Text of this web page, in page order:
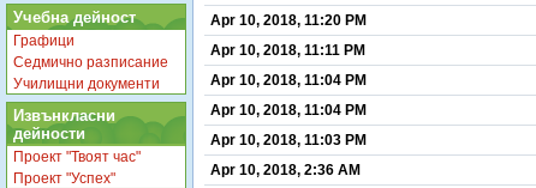
Учебна дейност
Графици
Седмично разписание
Училищни документи
Извънкласни
дейности
Проект "Твоят час"
Проект "Успех"
Apr 10, 2018, 11:20 PM
Apr 10, 2018, 11:11 PM
Apr 10, 2018, 11:04 PM
Apr 10, 2018, 11:04 PM
Apr 10, 2018, 11:03 PM
Apr 10, 2018, 2:36 AM